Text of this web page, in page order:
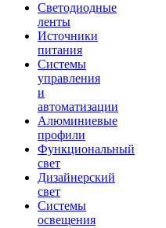
Светодиодные
ленты
Источники
питания
Системы
управления
и
автоматизации
Алюминиевые
профили
Функциональный
свет
Дизайнерский
свет
Системы
освещения